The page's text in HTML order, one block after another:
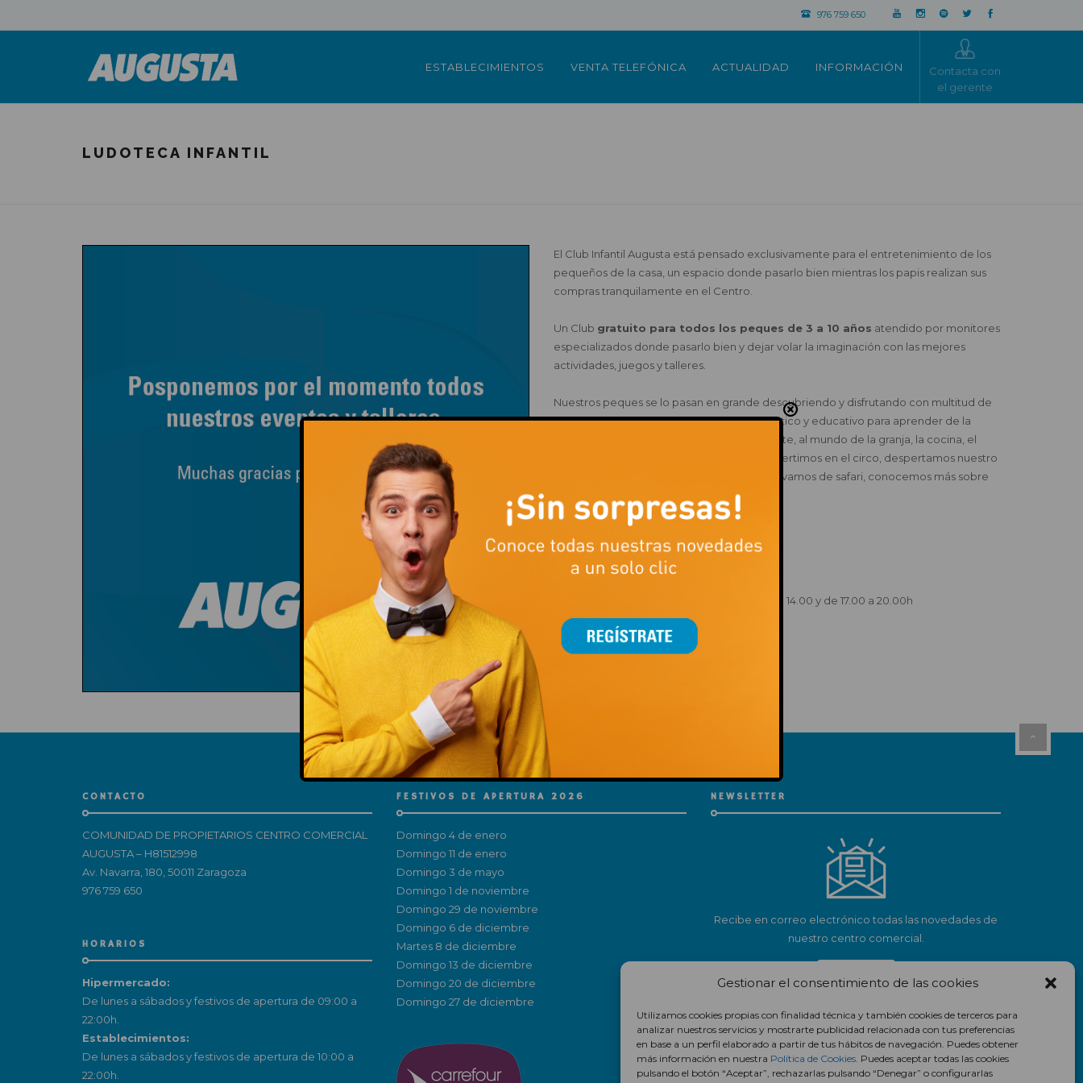
Gestionar el consentimiento de las cookies
Utilizamos cookies propias con finalidad técnica y también cookies de terceros para
analizar nuestros servicios y mostrarte publicidad relacionada con tus preferencias
en base a un perfil elaborado a partir de tus hábitos de navegación. Puedes obtener
más información en nuestra Política de Cookies. Puedes aceptar todas las cookies
pulsando el botón “Aceptar”, rechazarlas pulsando “Denegar” o configurarlas
976 759 650
ESTABLECIMIENTOS VENTA TELEFÓNICA ACTUALIDAD INFORMACIÓN
Contacta con
el gerente
LUDOTECA INFANTIL
El Club Infantil Augusta está pensado exclusivamente para el entretenimiento de los
pequeños de la casa, un espacio donde pasarlo bien mientras los papis realizan sus
compras tranquilamente en el Centro.
Un Club gratuito para todos los peques de 3 a 10 años atendido por monitores
especializados donde pasarlo bien y dejar volar la imaginación con las mejores
actividades, juegos y talleres.
Nuestros peques se lo pasan en grande descubriendo y disfrutando con multitud de
actividades temáticas con contenido didáctico y educativo para aprender de la
forma más divertida. Nos trasladamos al oeste, al mundo de la granja, la cocina, el
espacio, nos convertimos en piratas, nos divertimos en el circo, despertamos nuestro
talento en el teatro, construimos sin fin, nos vamos de safari, conocemos más sobre
los cavernícolas… ¡y muchísimo más!
Acceso en la planta baja del Centro.
De lunes a viernes de 17.00 a 20.00h
Sábados y festivos de apertura de 11.00 a 14.00 y de 17.00 a 20.00h
CONTACTO
COMUNIDAD DE PROPIETARIOS CENTRO COMERCIAL
AUGUSTA – H81512998
Av. Navarra, 180, 50011 Zaragoza
976 759 650
HORARIOS
Hipermercado:
De lunes a sábados y festivos de apertura de 09:00 a
22:00h.
Establecimientos:
De lunes a sábados y festivos de apertura de 10:00 a
22:00h.
FESTIVOS DE APERTURA 2026
Domingo 4 de enero
Domingo 11 de enero
Domingo 3 de mayo
Domingo 1 de noviembre
Domingo 29 de noviembre
Domingo 6 de diciembre
Martes 8 de diciembre
Domingo 13 de diciembre
Domingo 20 de diciembre
Domingo 27 de diciembre
NEWSLETTER
Recibe en correo electrónico todas las novedades de
nuestro centro comercial.
Suscríbete